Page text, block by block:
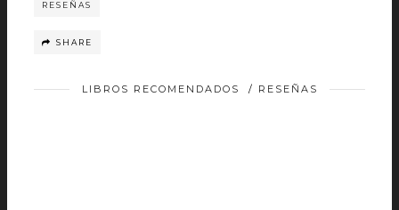
RESEÑAS
SHARE
LIBROS RECOMENDADOS / RESEÑAS